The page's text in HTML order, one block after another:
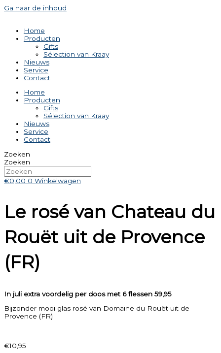
Ga naar de inhoud
Home
Producten
Gifts
Sélection van Kraay
Nieuws
Service
Contact
Home
Producten
Gifts
Sélection van Kraay
Nieuws
Service
Contact
Zoeken
Zoeken
€0,00 0 Winkelwagen
Le rosé van Chateau du
Rouët uit de Provence
(FR)
In juli extra voordelig per doos met 6 flessen 59,95
Bijzonder mooi glas rosé van Domaine du Rouët uit de
Provence (FR)
€10,95